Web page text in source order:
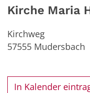
Kirche Maria
Kirchweg
57555 Mudersbach
In Kalender